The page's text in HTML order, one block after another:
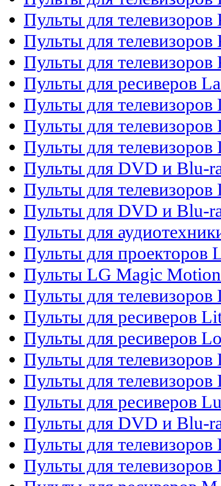
Пульты для телевизоров
Пульты для
Пульты для
Пульты для ресиверов
Пульты для телевизоров
Пульты для телевизоров
Пульты для телевизоров
Пульты для DVD и Blu-
Пульты для телевизоров
Пульты для DVD и Blu-
Пульты для
Пульты для проекторов
Пульты LG Magic Motion
Пульты для
Пульты для ресиверов
Пульты для ресиверов
Пульты для телевизоров
Пульты для
Пульты для ресиверов
Пульты для DVD и Blu-
Пульты для телевизоров
Пульты для телевизоров